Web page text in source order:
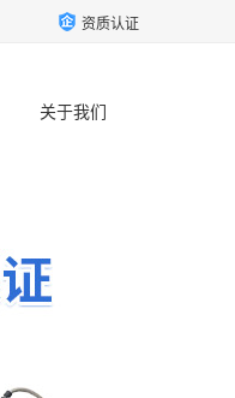
资质认证
关于我们